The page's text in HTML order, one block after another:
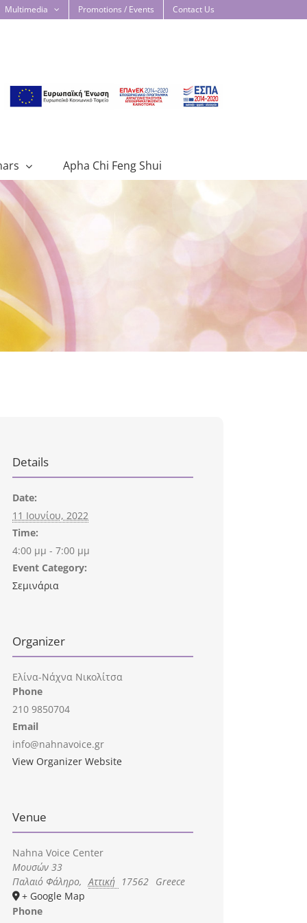
Multimedia Promotions / Events Contact Us
Apha Chi Feng Shui
Details
Date:
11 Ιουνίου, 2022
Time:
4:00 μμ - 7:00 μμ
Event Category:
Σεμινάρια
Organizer
Ελίνα-Νάχνα Νικολίτσα
Phone
210 9850704
Email
info@nahnavoice.gr
View Organizer Website
Venue
Nahna Voice Center
Μουσών 33
Παλαιό Φάληρο, Αττική 17562 Greece
+ Google Map
Phone